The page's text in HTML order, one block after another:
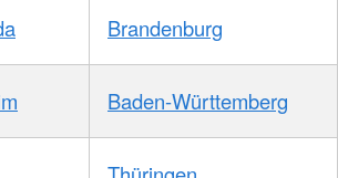
Brandenburg
Baden-Württemberg